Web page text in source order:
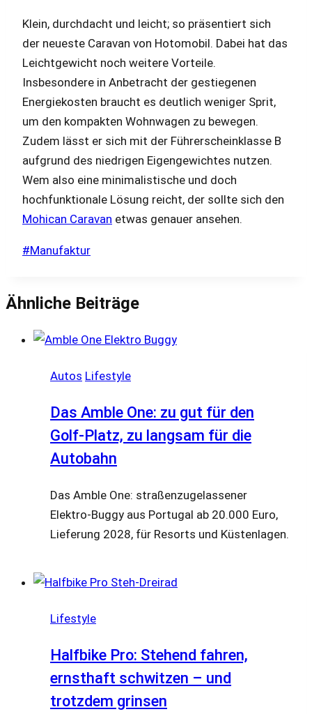
Klein, durchdacht und leicht; so präsentiert sich
der neueste Caravan von Hotomobil. Dabei hat das
Leichtgewicht noch weitere Vorteile.
Insbesondere in Anbetracht der gestiegenen
Energiekosten braucht es deutlich weniger Sprit,
um den kompakten Wohnwagen zu bewegen.
Zudem lässt er sich mit der Führerscheinklasse B
aufgrund des niedrigen Eigengewichtes nutzen.
Wem also eine minimalistische und doch
hochfunktionale Lösung reicht, der sollte sich den
Mohican Caravan etwas genauer ansehen.
Schlagworte:
#Manufaktur
Ähnliche Beiträge
Autos Lifestyle
Das Amble One: zu gut für den
Golf-Platz, zu langsam für die
Autobahn
Das Amble One: straßenzugelassener
Elektro-Buggy aus Portugal ab 20.000 Euro,
Lieferung 2028, für Resorts und Küstenlagen.
Lifestyle
Halfbike Pro: Stehend fahren,
ernsthaft schwitzen – und
trotzdem grinsen